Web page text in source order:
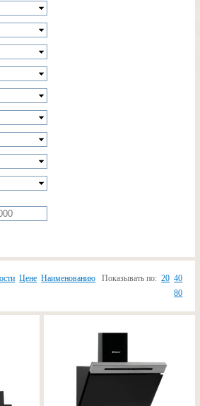
Цене Наименованию Показывать по: 20 40
80